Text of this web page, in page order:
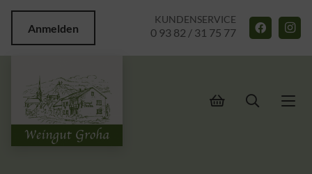
Anmelden
KUNDENSERVICE
0 93 82 / 31 75 77